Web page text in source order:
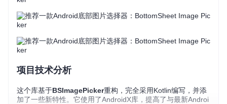
项目技术分析
这个库基于BSImagePicker重构，完全采用Kotlin编写，并添
加了一些新特性。它使用了AndroidX库，提高了与最新Androi